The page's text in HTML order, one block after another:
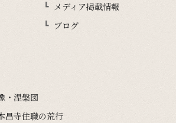
メディア掲載情報
ブログ
・涅槃図
昌寺住職の荒行